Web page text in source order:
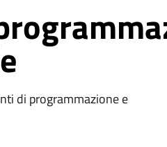
di programmazione e